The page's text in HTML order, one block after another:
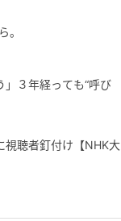
。
」３年経っても“呼び
視聴者釘付け【NHK大